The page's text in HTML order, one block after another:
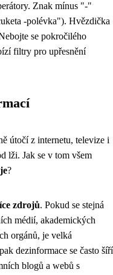
Znak mínus "-"
-polévka"). Hvězdička
se pokročilého
filtry pro upřesnění
útočí z internetu, televize i
lži. Jak se v tom všem
?
zdrojů. Pokud se stejná
médií, akademických
orgánů, je velká
dezinformace se často šíří
blogů a webů s